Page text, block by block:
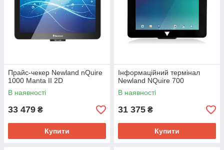
Прайс-чекер Newland nQuire
1000 Manta II 2D
В наявності
33 479 ₴
Купити
Інформаційний термінал
Newland NQuire 700
В наявності
31 375 ₴
Купити